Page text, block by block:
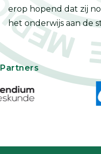
erop hopend dat zij
het onderwijs aan de
Partners